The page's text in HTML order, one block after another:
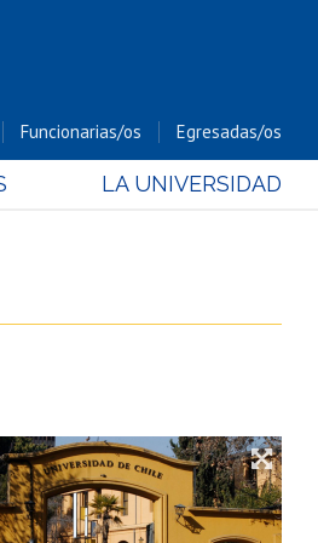
Funcionarias/os Egresadas/os
LA UNIVERSIDAD